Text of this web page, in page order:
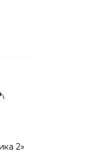
2»